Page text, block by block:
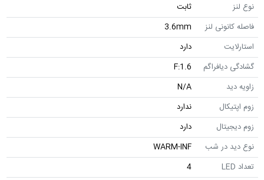
نوع لنز
ثابت
فاصله کانونی لنز
3.6mm
استارلایت
دارد
گشادگی دیافراگم
F:1.6
زاویه دید
N/A
زوم اپتیکال
ندارد
زوم دیجیتال
دارد
نوع دید در شب
WARM-INF
تعداد LED
4